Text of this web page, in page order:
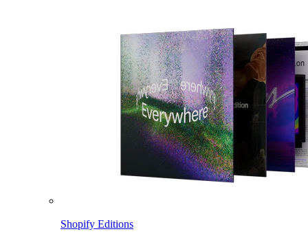
Shopify Editions